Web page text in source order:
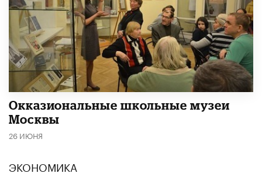
​Окказиональные школьные музеи
Москвы
26 ИЮНЯ
ЭКОНОМИКА